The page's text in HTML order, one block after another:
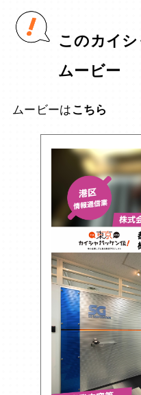
このカイ
ムービー
ムービーは こちら